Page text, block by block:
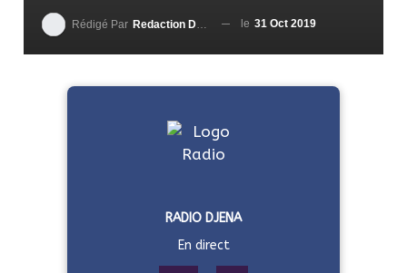
Rédigé Par Redaction DjenaSport le 31 Oct 2019
RADIO DJENA
En direct